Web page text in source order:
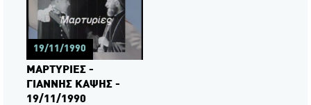
19/11/1990
ΜΑΡΤΥΡΙΕΣ -
ΓΙΑΝΝΗΣ ΚΑΨΗΣ -
19/11/1990